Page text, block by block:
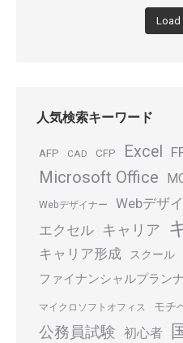
Load
人気検索キーワード
AFP CAD CFP Excel
Microsoft Office
Webデザイナー Webデザ
エクセル キャリア
キャリア形成 スクール
ファイナンシャルプラン
マイクロソフトオフィス モチ
公務員試験 初心者